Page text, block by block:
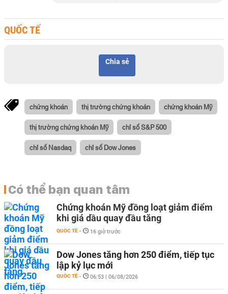
QUỐC TẾ
Chia sẻ
chứng khoán thị trường chứng khoán chứng khoán Mỹ
thị trường chứng khoán Mỹ chỉ số S&P 500
chỉ số Nasdaq chỉ số Dow Jones
Có thể bạn quan tâm
Chứng khoán Mỹ đồng loạt giảm điểm
khi giá dầu quay đầu tăng
QUỐC TẾ - 16 giờ trước
Dow Jones tăng hơn 250 điểm, tiếp tục
lập kỷ lục mới
QUỐC TẾ - 06:53 | 06/08/2026